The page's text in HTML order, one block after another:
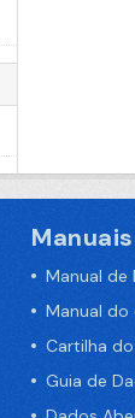
Manual de
Manual do
Cartilha
Guia de